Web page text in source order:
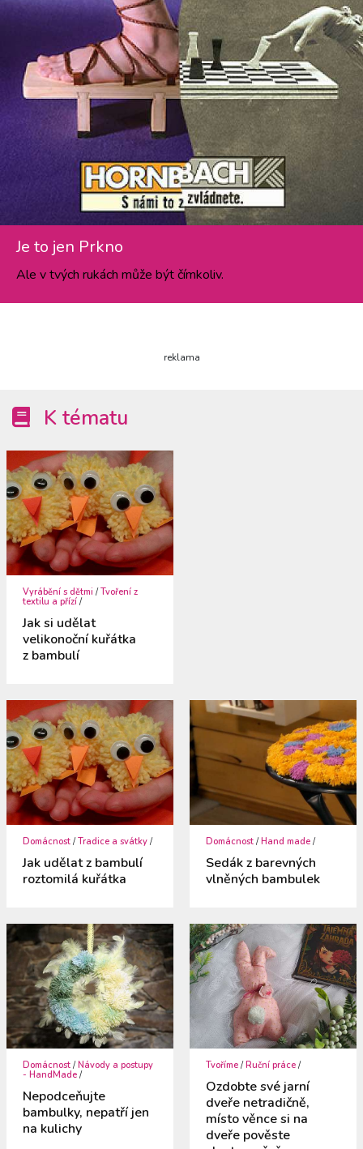
Je to jen Prkno
Ale v tvých rukách může být čímkoliv.
reklama
K tématu
Vyrábění s dětmi /Tvoření z
textilu a přízí /
Jak si udělat
velikonoční kuřátka
z bambulí
Domácnost /Tradice a svátky /
Jak udělat z bambulí
roztomilá kuřátka
Domácnost /Hand made /
Sedák z barevných
vlněných bambulek
Domácnost /Návody a postupy
- HandMade /
Nepodceňujte
bambulky, nepatří jen
na kulichy
Tvoříme /Ruční práce /
Ozdobte své jarní
dveře netradičně,
místo věnce si na
dveře pověste